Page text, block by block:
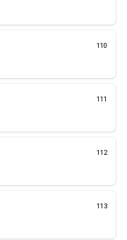
110
111
112
113